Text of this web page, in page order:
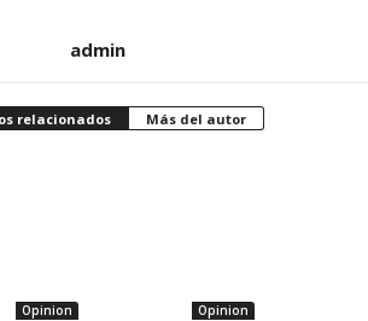
admin
relacionados Más del autor
Opinion Opinion